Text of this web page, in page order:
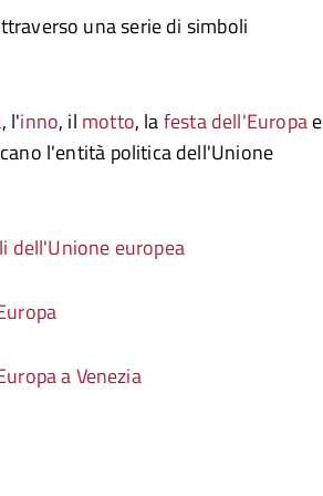
una serie di simboli
, l'inno, il motto, lafesta dell'Europae
l'entità politica dell'Unione
dell'Unione europea
a Venezia